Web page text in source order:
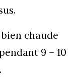
chaude
9 – 10